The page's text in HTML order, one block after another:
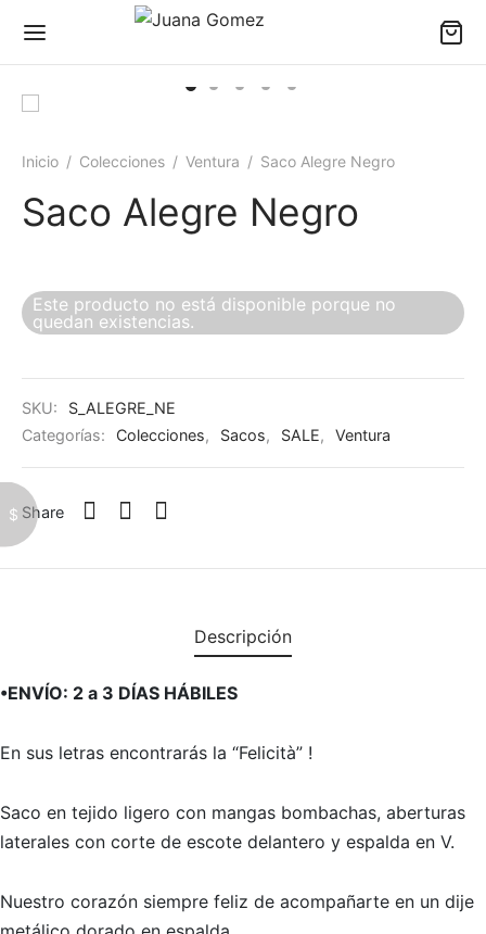
$
Inicio / Colecciones / Ventura / Saco Alegre Negro
Saco Alegre Negro
Este producto no está disponible porque no
quedan existencias.
SKU:
S_ALEGRE_NE
Categorías:
Colecciones, Sacos, SALE, Ventura
Share
Descripción
•ENVÍO: 2 a 3 DÍAS HÁBILES
En sus letras encontrarás la “Felicità” !
Saco en tejido ligero con mangas bombachas, aberturas
laterales con corte de escote delantero y espalda en V.
Nuestro corazón siempre feliz de acompañarte en un dije